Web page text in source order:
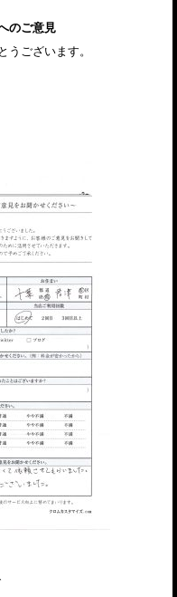
のご意見
うございます。